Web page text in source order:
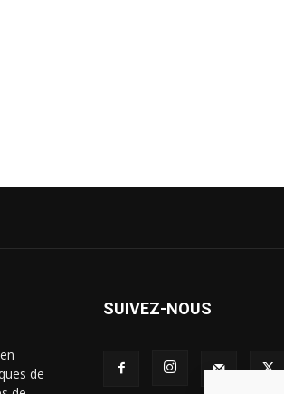
de
SUIVEZ-NOUS